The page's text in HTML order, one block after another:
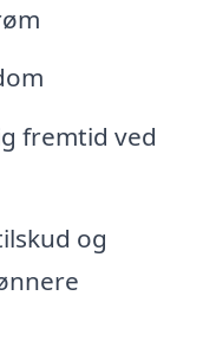
fremtid ved
og